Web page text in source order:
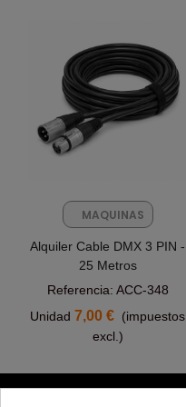
MAQUINAS
FX
Alquiler Cable DMX 3 PIN -
25 Metros
Referencia: ACC-348
Unidad7,00 € (impuestos
excl.)